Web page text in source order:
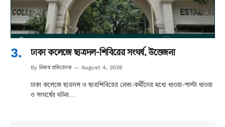
ঢাকা কলেজে ছাত্রদল-শিবিরের সংঘর্ষ, উত্তেজনা
By নিজস্ব প্রতিবেদক August 4, 2026
ঢাকা কলেজে ছাত্রদল ও ছাত্রশিবিরের নেতা-কর্মীদের মধ্যে ধাওয়া-পাল্টা ধাওয়া
ও সংঘর্ষের ঘটনা…